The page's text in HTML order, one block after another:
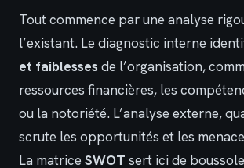
Tout commence par une analyse
l’existant. Le diagnostic interne
et faiblesses de l’organisation,
ressources financières, les
ou la notoriété. L’analyse externe,
scrute les opportunités et les
La matrice SWOT sert ici de